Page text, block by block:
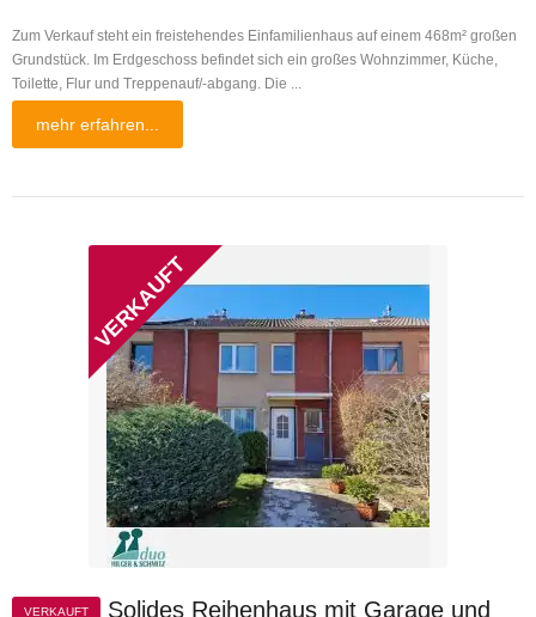
Zum Verkauf steht ein freistehendes Einfamilienhaus auf einem 468m² großen
Grundstück. Im Erdgeschoss befindet sich ein großes Wohnzimmer, Küche,
Toilette, Flur und Treppenauf/-abgang. Die ...
mehr erfahren...
VERKAUFT
Solides Reihenhaus mit Garage und